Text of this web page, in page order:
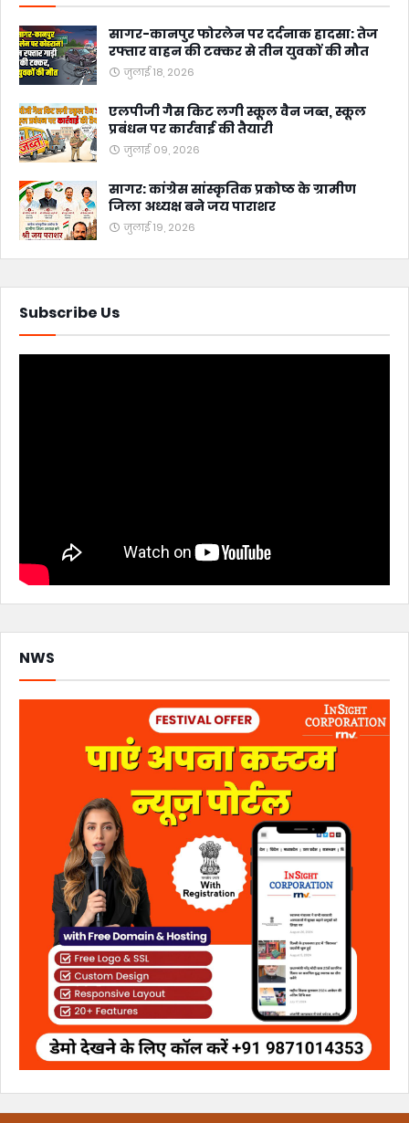
सागर-कानपुर फोरलेन पर दर्दनाक हादसा: तेज
रफ्तार वाहन की टक्कर से तीन युवकों की मौत
जुलाई 18, 2026
एलपीजी गैस किट लगी स्कूल वैन जब्त, स्कूल
प्रबंधन पर कार्रवाई की तैयारी
जुलाई 09, 2026
सागर: कांग्रेस सांस्कृतिक प्रकोष्ठ के ग्रामीण
जिला अध्यक्ष बने जय पाराशर
जुलाई 19, 2026
Subscribe Us
NWS